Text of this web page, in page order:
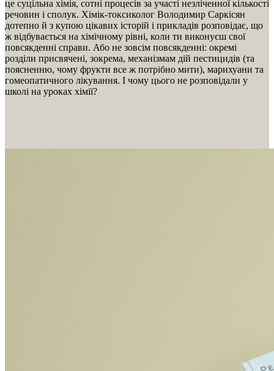
це суцільна хімія, сотні процесів за участі незліченної кількості
речовин і сполук. Хімік-токсиколог Володимир Саркісян
дотепно й з купою цікавих історій і прикладів розповідає, що
ж відбувається на хімічному рівні, коли ти виконуєш свої
повсякденні справи. Або не зовсім повсякденні: окремі
розділи присвячені, зокрема, механізмам дій пестицидів (та
поясненню, чому фрукти все ж потрібно мити), марихуани та
гомеопатичного лікування. І чому цього не розповідали у
школі на уроках хімії?